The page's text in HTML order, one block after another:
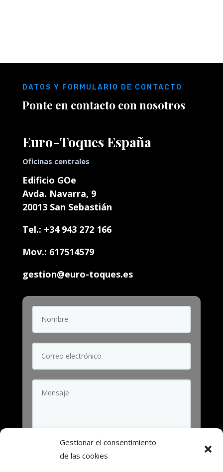
Gestionar el consentimiento
de las cookies
DATOS Y FORMULARIO DE CONTACTO
Ponte en contacto con nosotros
Euro-Toques España
Oficinas centrales
Edificio GOe
Avda. Navarra, 9
20013 San Sebastián
Tel.: +34 943 272 166
Mov.: 617514579
gestion@euro-toques.es